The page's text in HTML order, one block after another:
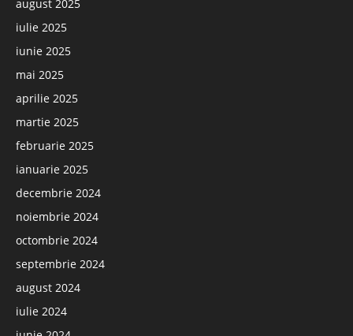
august 2025
iulie 2025
iunie 2025
mai 2025
aprilie 2025
martie 2025
februarie 2025
ianuarie 2025
decembrie 2024
noiembrie 2024
octombrie 2024
septembrie 2024
august 2024
iulie 2024